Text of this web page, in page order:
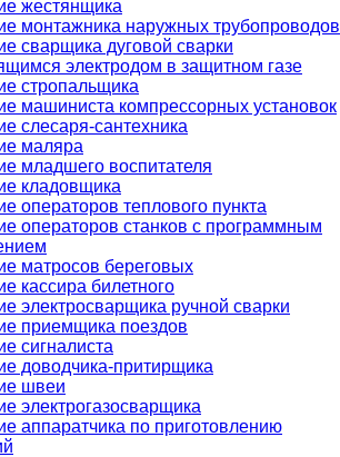
жестянщика
монтажника наружных трубопроводов
сварщика дуговой сварки
электродом в защитном газе
стропальщика
машиниста компрессорных установок
слесаря-сантехника
маляра
младшего воспитателя
кладовщика
операторов теплового пункта
операторов станков с программным
матросов береговых
кассира билетного
электросварщика ручной сварки
приемщика поездов
сигналиста
доводчика-притирщика
швеи
электрогазосварщика
аппаратчика по приготовлению